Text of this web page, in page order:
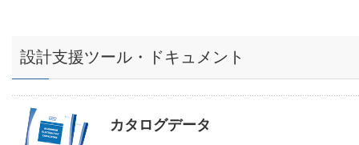
設計支援ツール・ドキュメント
カタログデータ